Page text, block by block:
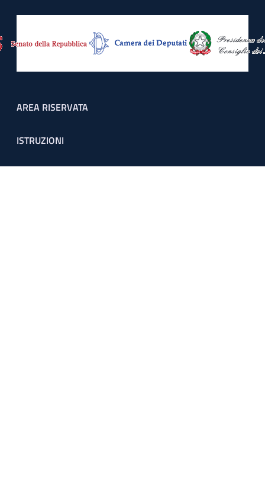
Footer menu
AREA RISERVATA
ISTRUZIONI